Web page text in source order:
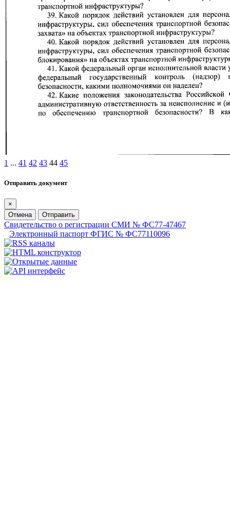
1 ... 41 42 43 44 45
Отправить документ
×
Отмена
Отправить
Свидетельство о регистрации СМИ № ФС77-47467
Электронный паспорт ФГИС № ФС77110096